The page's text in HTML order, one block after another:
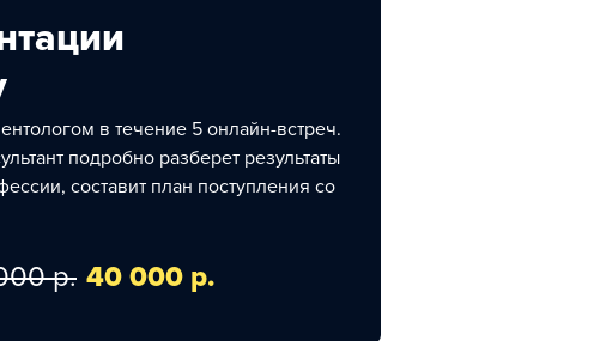
в течение 5 онлайн-встреч.
подробно разберет результаты
составит план поступления со
р. 40 000 р.